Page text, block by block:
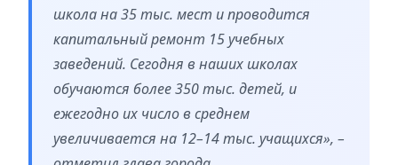
школа на 35 тыс. мест и проводится
капитальный ремонт 15 учебных
заведений. Сегодня в наших школах
обучаются более 350 тыс. детей, и
ежегодно их число в среднем
увеличивается на 12–14 тыс. учащихся», –